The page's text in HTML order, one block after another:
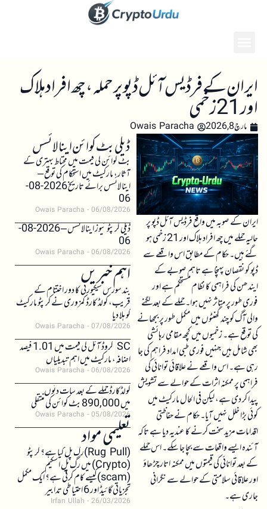
ایران کے فرڈیس آئل ڈپو پر حملہ، چھ افراد ہلاک
اور 21 زخمیمارچ 8, 2026 Owais Paracha
ایران کے صوبہ میں واقع فرڈیس آئل ڈپو پر
حالیہ حملے میں چھ افراد ہلاک اور 21 زخمی ہو
گئے ہیں۔ حکام کے مطابق اس واقعے سے
ڈپو کو نقصان پہنچا ہے تاہم صوبے کے
ایندھن کی فراہمی کا نظام مستحکم ہے اور
فوری طور پر متاثر نہیں ہوا۔ حملے کے بعد لگنے
والی آگ کو چند گھنٹوں میں مکمل طور پر بجھانے
کی توقع ہے۔ زخمیوں میں کچھ مقامی رہائشی
بھی شامل ہیں جنہیں فوری طبی امداد فراہم کی جا
رہی ہے۔ اس واقعے نے علاقائی توانائی کی
فراہمی پر ممکنہ اثرات کے حوالے سے تشویش
پیدا کر دی ہے، لیکن فی الحال مارکیٹ میں
کوئی بڑا خلل نہیں آیا۔ حکام نے حفاظتی
اقدامات مزید سخت کرنے کا عندیہ دیا ہے تاکہ
آئندہ ایسے واقعات سے بچا جا سکے۔ اس حملے
کے بعد توانائی کی قیمتوں میں ممکنہ اتار چڑھاؤ
اور علاقائی سلامتی کے حوالے سے نگرانی
جاری ہے۔
ڈیلی بٹ کوائن اینالائسس
بٹ کوائن کی قیمت میں محتاط بہتری کے
آثار، مارکیٹ میں استحکام کی توقع –
اینالائسس برائے تاریخ 2026-08-
06
Owais Paracha 06/08/2026
ڈیلی کرپٹو نیوز اینالائسس – 2026-08-
06
Owais Paracha 06/08/2026
اہم خبریں
بند سورس سیکیورٹی کا دور اختتام کے
قریب، کولڈ کارڈ کمزوری نے کرپٹو مارکیٹ
کو ہلا دیا
Owais Paracha 07/08/2026
SC کروڈ آئل کی قیمت میں 1.01 فیصد
اضافہ، مارکیٹ میں اہم تبدیلیاں
Owais Paracha 06/08/2026
کولڈکارڈ حملے کے بعد سات دنوں
میں 890,000 بٹ کوائن کی منتقلی
Owais Paracha 05/08/2026
تعلیمی مواد(Rug Pull)رگ پل کیا ہے؟ کرپٹو
(Crypto) میں رگ پل اسکیم
(scam)کیسے کام کرتی ہے؟ ایک مکمل
تجزیاتی گائیڈ اور 6 احتیاطی تدابیر
Irfan Ullah 26/03/2026